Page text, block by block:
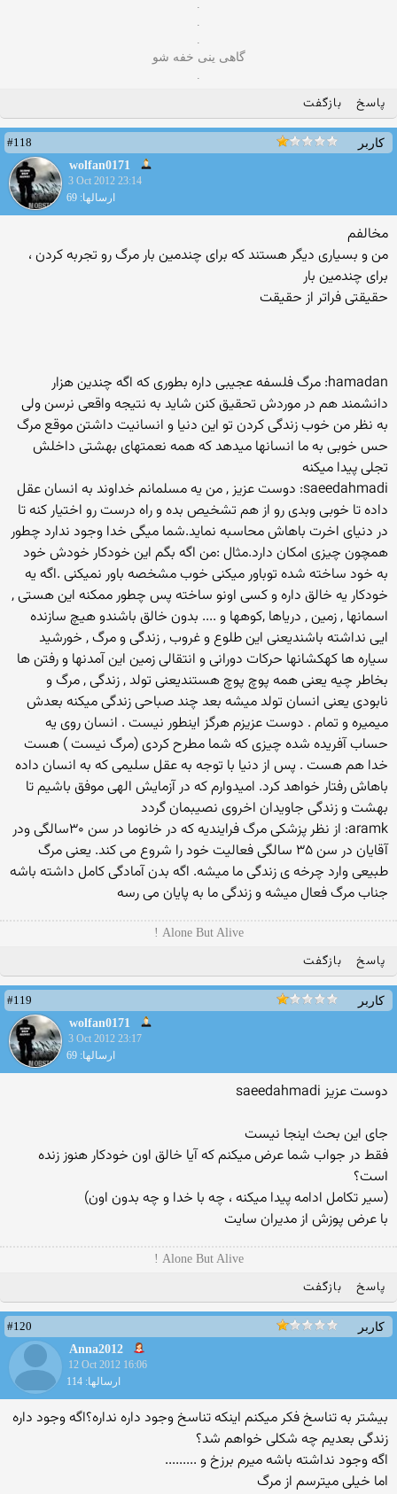
.
.
.
گاهی ینی خفه شو
‏.
پاسخ بازگفت
کاربر
#118
wolfan0171
3 Oct 2012 23:14
ارسالها: 69
مخالفم
من و بسیاری دیگر هستند که برای چندمین بار مرگ رو تجربه کردن ،
برای چندمین بار
حقیقتی فراتر از حقیقت
hamadan: مرگ فلسفه عجیبی داره بطوری که اگه چندین هزار
دانشمند هم در موردش تحقیق کنن شاید به نتیجه واقعی نرسن ولی
به نظر من خوب زندگی کردن تو این دنیا و انسانیت داشتن موقع مرگ
حس خوبی به ما انسانها میدهد که همه نعمتهای بهشتی داخلش
تجلی پیدا میکنه
saeedahmadi: دوست عزیز , من یه مسلمانم خداوند به انسان عقل
داده تا خوبی وبدی رو از هم تشخیص بده و راه درست رو اختیار کنه تا
در دنیای اخرت باهاش محاسبه نماید.شما میگی خدا وجود ندارد چطور
همچون چیزی امکان دارد.مثال :من اگه بگم این خودکار خودش خود
به خود ساخته شده توباور میکنی خوب مشخصه باور نمیکنی .اگه یه
خودکار یه خالق داره و کسی اونو ساخته پس چطور ممکنه این هستی ,
اسمانها , زمین , دریاها ,کوهها و .... بدون خالق باشندو هیچ سازنده
ایی نداشته باشندیعنی این طلوع و غروب , زندگی و مرگ , خورشید
سیاره ها کهکشانها حرکات دورانی و انتقالی زمین این آمدنها و رفتن ها
بخاطر چیه یعنی همه پوچ پوچ هستندیعنی تولد , زندگی , مرگ و
نابودی یعنی انسان تولد میشه بعد چند صباحی زندگی میکنه بعدش
میمیره و تمام . دوست عزیزم هرگز اینطور نیست . انسان روی یه
حساب آفریده شده چیزی که شما مطرح کردی (مرگ نیست ) هست
خدا هم هست . پس از دنیا با توجه به عقل سلیمی که به انسان داده
باهاش رفتار خواهد کرد. امیدوارم که در آزمایش الهی موفق باشیم تا
بهشت و زندگی جاویدان اخروی نصیبمان گردد
aramk: از نظر پزشکی مرگ فرایندیه که در خانوما در سن ۳۰سالگی ودر
آقایان در سن ۳۵ سالگی فعالیت خود را شروع می کند. یعنی مرگ
طبیعی وارد چرخه ی زندگی ما میشه. اگه بدن آمادگی کامل داشته باشه
جناب مرگ فعال میشه و زندگی ما به پایان می رسه
Alone But Alive !
پاسخ بازگفت
کاربر
#119
wolfan0171
3 Oct 2012 23:17
ارسالها: 69
دوست عزیز saeedahmadi
جای این بحث اینجا نیست
فقط در جواب شما عرض میکنم که آیا خالق اون خودکار هنوز زنده
است؟
(سیر تکامل ادامه پیدا میکنه ، چه با خدا و چه بدون اون)
با عرض پوزش از مدیران سایت
Alone But Alive !
پاسخ بازگفت
کاربر
#120
Anna2012
12 Oct 2012 16:06
ارسالها: 114
بیشتر به تناسخ فکر میکنم اینکه تناسخ وجود داره نداره؟اگه وجود داره
زندگی بعدیم چه شکلی خواهم شد؟
اگه وجود نداشته باشه میرم برزخ و .........
اما خیلی میترسم از مرگ